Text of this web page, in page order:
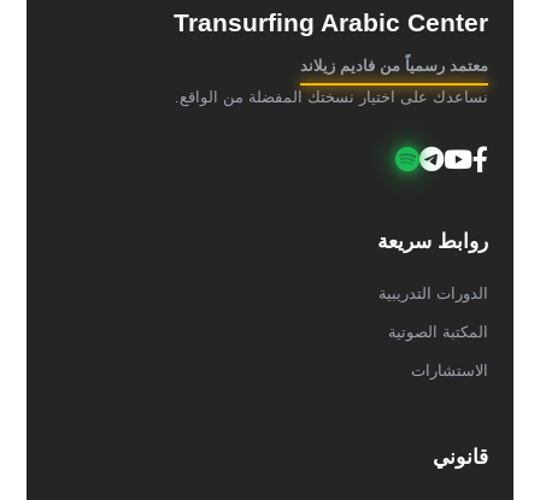
Transurfing Arabic Center
معتمد رسمياً من فاديم زيلاند
نساعدك على اختيار نسختك المفضلة من الواقع.
روابط سريعة
الدورات التدريبية
المكتبة الصوتية
الاستشارات
قانوني